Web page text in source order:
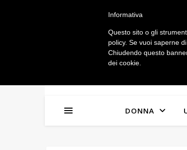
IL MIO ACCOUNT
DONNA
Informativa
Questo sito o gli
policy. Se vuoi saperne
Chiudendo questo
dei cookie.